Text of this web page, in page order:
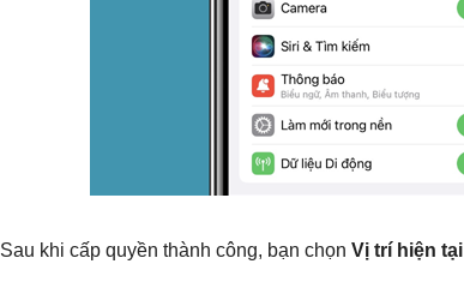
Sau khi cấp quyền thành công, bạn chọn Vị trí hiện tại